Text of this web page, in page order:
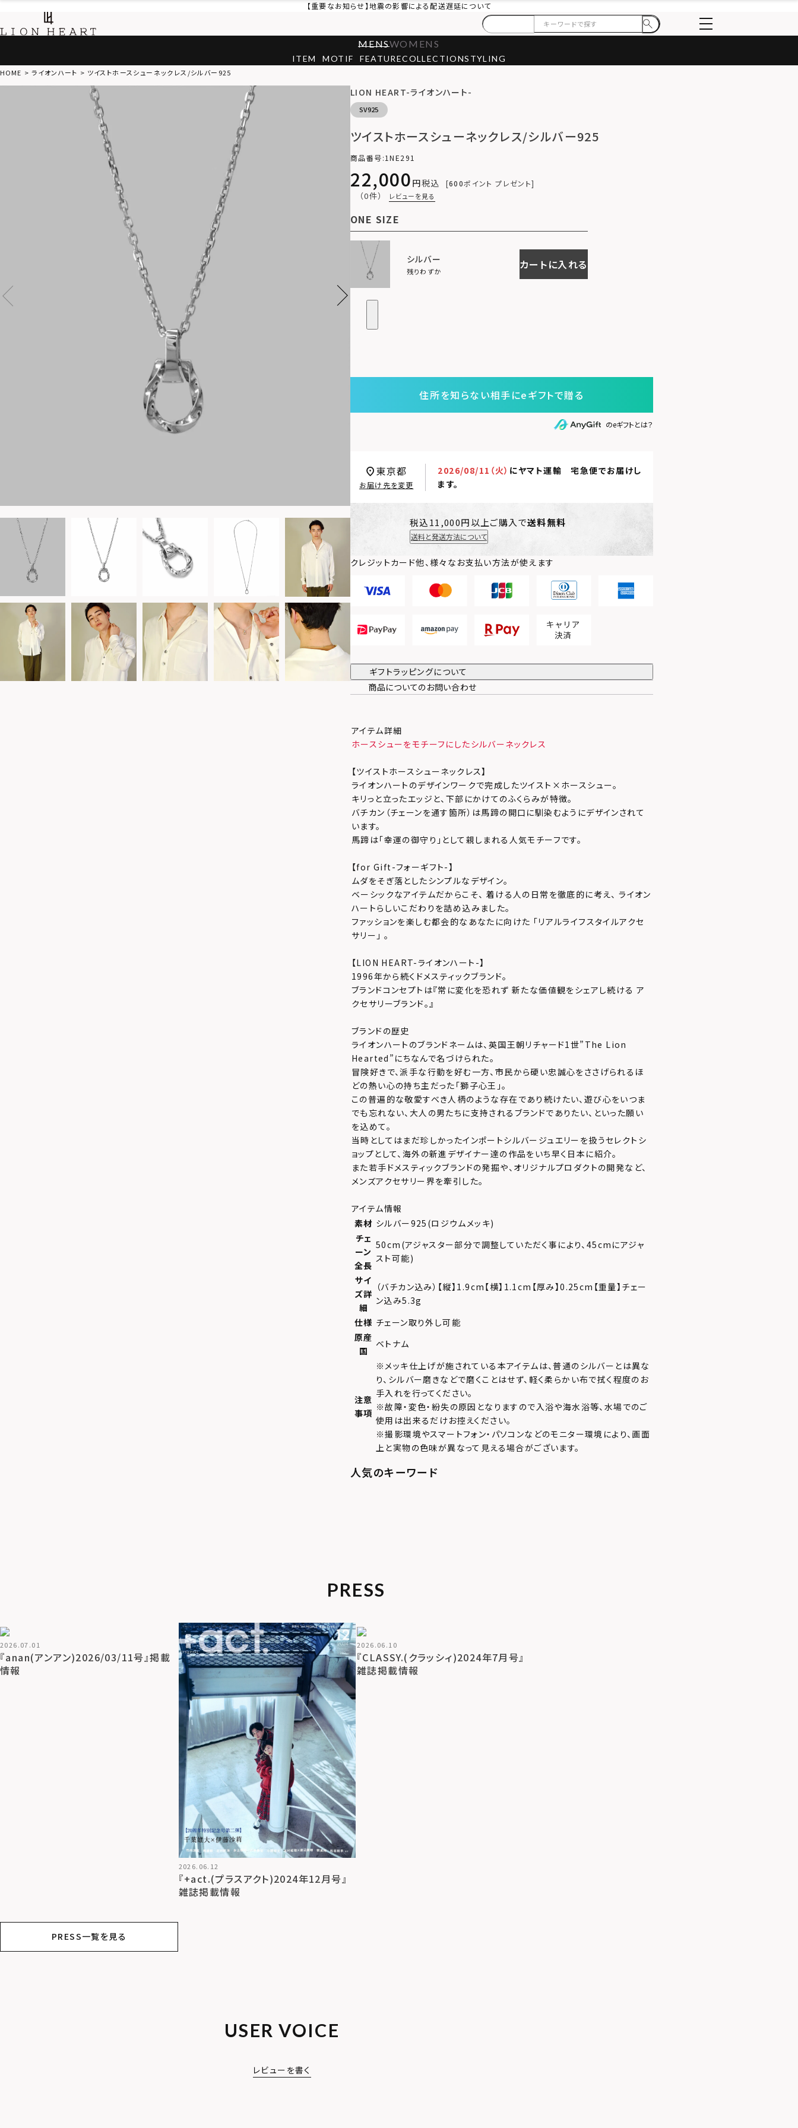
【重要なお知らせ】地震の影響による配送遅延について
MENSWOMENS
ITEM MOTIF FEATURECOLLECTIONSTYLING
HOME ライオンハート ツイストホースシューネックレス/シルバー925
LION HEART-ライオンハート-
SV925
ツイストホースシューネックレス/シルバー925
商品番号 1NE291
22,000 税込 600ポイント プレゼント
（0件） レビューを見る
ONE SIZE
シルバー
残りわずか カートに入れる
住所を知らない相手にeギフトで贈る
のeギフトとは？
2026/08/11（火） にヤマト運輸 宅急便でお届けし
ます。
東京都
お届け先を変更
税込11,000円以上ご購入で送料無料
送料と発送方法について
クレジットカード他、様々なお支払い方法が使えます
ギフトラッピングについて
商品についてのお問い合わせ
アイテム詳細
ホースシューをモチーフにしたシルバーネックレス
【ツイストホースシューネックレス】
ライオンハートのデザインワークで完成したツイスト×ホースシュー。
キリっと立ったエッジと、下部にかけてのふくらみが特徴。
バチカン（チェーンを通す箇所）は馬蹄の開口に馴染むようにデザインされて
います。
馬蹄は「幸運の御守り」として親しまれる人気モチーフです。
【for Gift-フォーギフト-】
ムダをそぎ落としたシンプルなデザイン。
ベーシックなアイテムだからこそ、 着ける人の日常を徹底的に考え、 ライオン
ハートらしいこだわりを詰め込みました。
ファッションを楽しむ都会的なあなたに向けた 「リアルライフスタイルアクセ
サリー」 。
【LION HEART-ライオンハート-】
1996年から続くドメスティックブランド。
ブランドコンセプトは『常に変化を恐れず 新たな価値観をシェアし続ける ア
クセサリーブランド。』
ブランドの歴史
ライオンハートのブランドネームは、英国王朝リチャード1世”The Lion
Hearted”にちなんで名づけられた。
冒険好きで、派手な行動を好む一方、市民から硬い忠誠心をささげられるほ
どの熱い心の持ち主だった「獅子心王」。
この普遍的な敬愛すべき人柄のような存在であり続けたい、遊び心をいつま
でも忘れない、大人の男たちに支持されるブランドでありたい、といった願い
を込めて。
当時としてはまだ珍しかったインポートシルバージュエリーを扱うセレクトシ
ョップとして、海外の新進デザイナー達の作品をいち早く日本に紹介。
また若手ドメスティックブランドの発掘や、オリジナルプロダクトの開発など、
メンズアクセサリー界を牽引した。
アイテム情報
素材 シルバー925(ロジウムメッキ)
チェ
ーン
全長
50cm(アジャスター部分で調整していただく事により、45cmにアジャ
スト可能)
サイ
ズ詳
細
（バチカン込み）【縦】1.9cm【横】1.1cm【厚み】0.25cm【重量】チェー
ン込み5.3g
仕様 チェーン取り外し可能
原産
国
ベトナム
注意
事項
※メッキ仕上げが施されている本アイテムは、普通のシルバーとは異な
り、シルバー磨きなどで磨くことはせず、軽く柔らかい布で拭く程度のお
手入れを行ってください。
※故障・変色・紛失の原因となりますので入浴や海水浴等、水場でのご
使用は出来るだけお控えください。
※撮影環境やスマートフォン・パソコンなどのモニター環境により、画面
上と実物の色味が異なって見える場合がございます。
PRESS
2026.07.01
『anan(アンアン)2026/03/11号』掲載
情報
2026.06.12
『+act.(プラスアクト)2024年12月号』
雑誌掲載情報
2026.06.10
『CLASSY.(クラッシィ)2024年7月号』
雑誌掲載情報
PRESS一覧を見る
USER VOICE
レビューを書く